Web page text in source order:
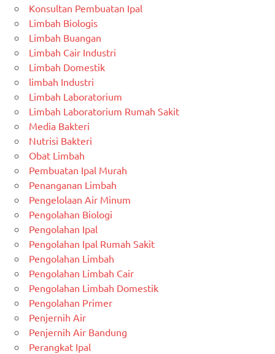
Konsultan Pembuatan Ipal
Limbah Biologis
Limbah Buangan
Limbah Cair Industri
Limbah Domestik
limbah Industri
Limbah Laboratorium
Limbah Laboratorium Rumah Sakit
Media Bakteri
Nutrisi Bakteri
Obat Limbah
Pembuatan Ipal Murah
Penanganan Limbah
Pengelolaan Air Minum
Pengolahan Biologi
Pengolahan Ipal
Pengolahan Ipal Rumah Sakit
Pengolahan Limbah
Pengolahan Limbah Cair
Pengolahan Limbah Domestik
Pengolahan Primer
Penjernih Air
Penjernih Air Bandung
Perangkat Ipal